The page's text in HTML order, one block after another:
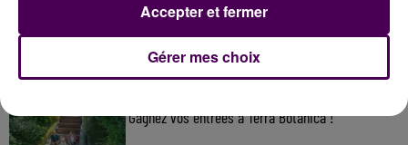
Gagnez vos entrées à Terra Botanica !
Gérer mes choix
Accepter et fermer